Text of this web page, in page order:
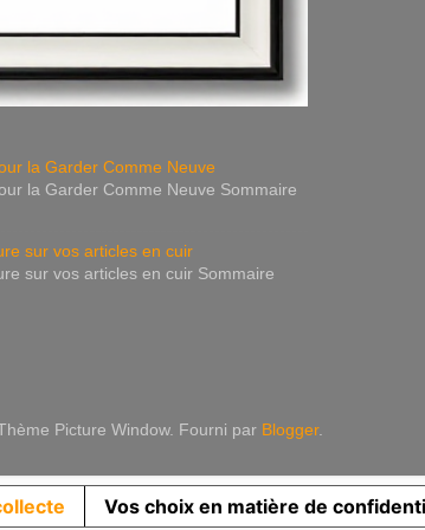
la Garder Comme Neuve
la Garder Comme Neuve Sommaire
sur vos articles en cuir
sur vos articles en cuir Sommaire
Picture Window. Fourni par Blogger.
Vos choix en matière de